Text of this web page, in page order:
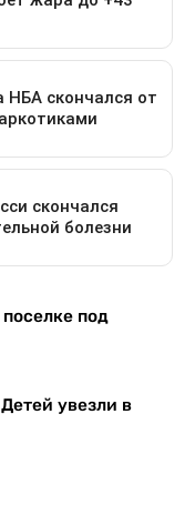
под
увезли в